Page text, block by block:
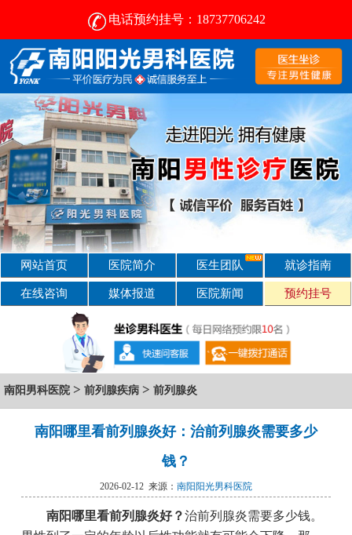
电话预约挂号：18737706242
南阳治疗前列腺的医院-南阳阳光男科医院 [前列腺专科]
网站首页 医院简介 医生团队 就诊指南
在线咨询 媒体报道 医院新闻 预约挂号
南阳男科医院 > 前列腺疾病 > 前列腺炎
南阳哪里看前列腺炎好：治前列腺炎需要多少
钱？
2026-02-12 来源： 南阳阳光男科医院
南阳哪里看前列腺炎好？治前列腺炎需要多少钱。